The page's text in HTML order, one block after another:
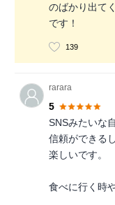
のばかり出て
です！
139
rarara
5
SNSみたいな
信頼ができる
楽しいです。
食べに行く時